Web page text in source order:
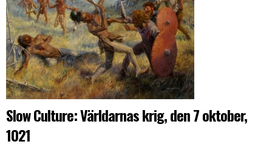
Slow Culture: Världarnas krig, den 7 oktober,
1021